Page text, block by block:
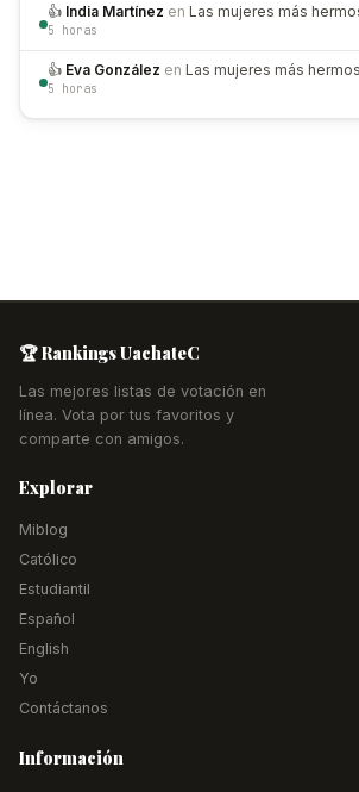
👍 India Martínez en Las mujeres más
5 horas
👍 Eva González en Las mujeres más
5 horas
🏆 Rankings UachateC
Las mejores listas de votación en
línea. Vota por tus favoritos y
comparte con amigos.
Explorar
Miblog
Católico
Estudiantil
Español
English
Yo
Contáctanos
Información